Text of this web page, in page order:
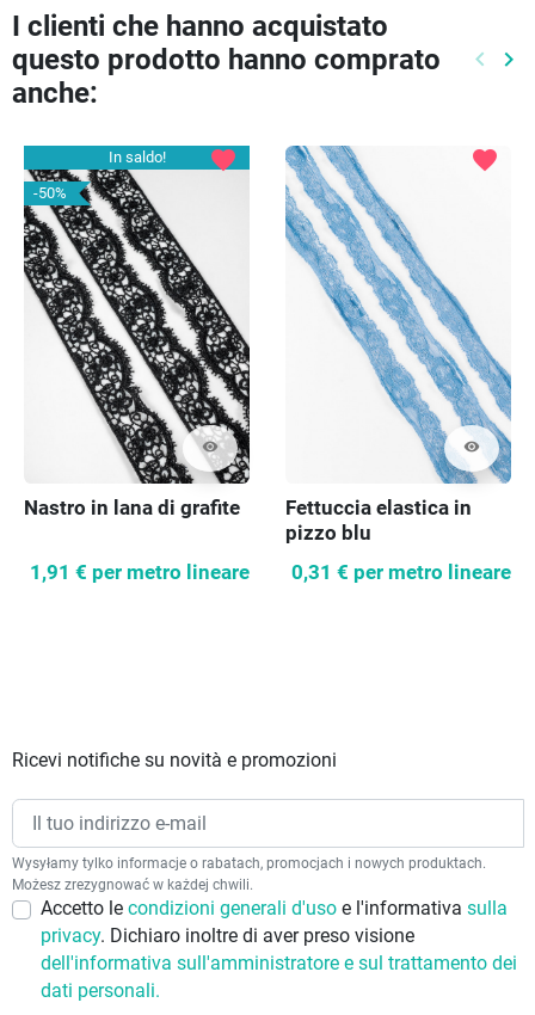
I clienti che hanno acquistato
questo prodotto hanno comprato
anche:
keyboard_arrow_left keyboard_arrow_right
In saldo!
-50%
visibility
favorite
Nastro in lana di grafite
1,91 € per metro lineare
visibility
favorite
Fettuccia elastica in
pizzo blu
0,31 € per metro lineare
Ricevi notifiche su novità e promozioni
Wysyłamy tylko informacje o rabatach, promocjach i nowych produktach.
Możesz zrezygnować w każdej chwili.
Accetto le condizioni generali d'uso e l'informativa sulla
privacy. Dichiaro inoltre di aver preso visione
dell'informativa sull'amministratore e sul trattamento dei
dati personali.